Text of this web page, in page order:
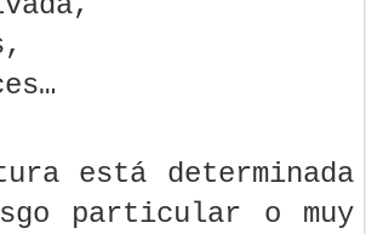
está determinada
particular o muy